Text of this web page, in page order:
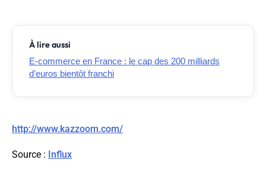
À lire aussi
E-commerce en France : le cap des 200 milliards
d’euros bientôt franchi
http://www.kazzoom.com/
Source : Influx